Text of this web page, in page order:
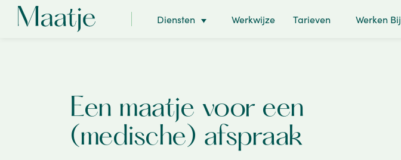
Diensten Werkwijze Tarieven Werken Bij
Een maatje voor een
(medische) afspraak